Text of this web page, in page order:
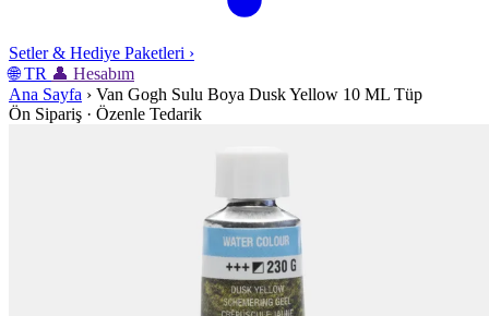
Setler & Hediye Paketleri ›
🌐 TR 👤 Hesabım
Ana Sayfa › Van Gogh Sulu Boya Dusk Yellow 10 ML Tüp
Ön Sipariş · Özenle Tedarik